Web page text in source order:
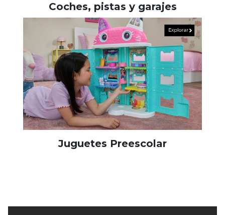
Coches, pistas y garajes
Juguetes Preescolar